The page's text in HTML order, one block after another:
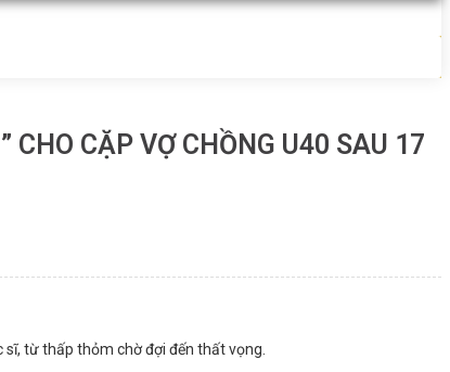
CHO CẶP VỢ CHỒNG U40 SAU 17
từ thấp thỏm chờ đợi đến thất vọng.